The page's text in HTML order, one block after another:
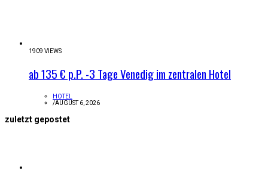
1909 VIEWS
ab 135 € p.P. -3 Tage Venedig im zentralen Hotel
HOTEL
/AUGUST 6, 2026
zuletzt gepostet